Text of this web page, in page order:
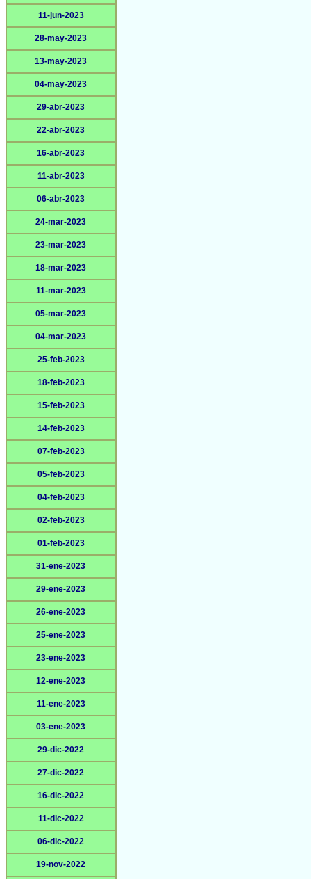
11-jun-2023
28-may-2023
13-may-2023
04-may-2023
29-abr-2023
22-abr-2023
16-abr-2023
11-abr-2023
06-abr-2023
24-mar-2023
23-mar-2023
18-mar-2023
11-mar-2023
05-mar-2023
04-mar-2023
25-feb-2023
18-feb-2023
15-feb-2023
14-feb-2023
07-feb-2023
05-feb-2023
04-feb-2023
02-feb-2023
01-feb-2023
31-ene-2023
29-ene-2023
26-ene-2023
25-ene-2023
23-ene-2023
12-ene-2023
11-ene-2023
03-ene-2023
29-dic-2022
27-dic-2022
16-dic-2022
11-dic-2022
06-dic-2022
19-nov-2022